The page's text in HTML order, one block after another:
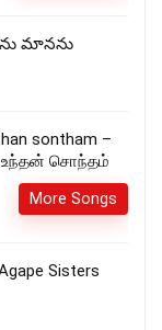
మానను
sontham –
உந்தன் சொந்தம்
More Songs
Sisters